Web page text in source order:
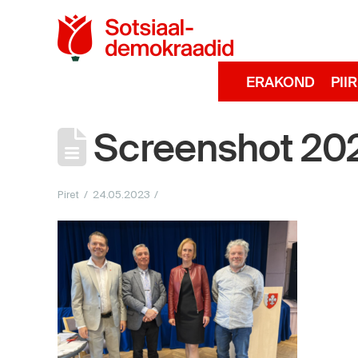
ERAKOND
Screenshot
Piret 24.05.2023